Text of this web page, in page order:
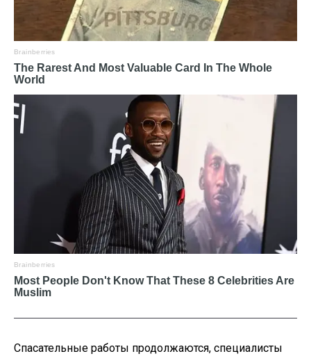
Спасательные работы продолжаются, специалисты